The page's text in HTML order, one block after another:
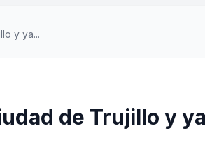
y ya...
de Trujillo y